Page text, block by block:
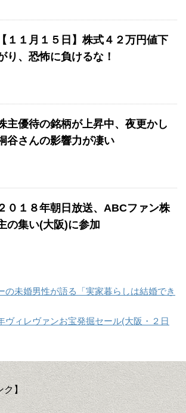
【１１月１５日】株式４２万円値下
り、恐怖に負けるな！
主優待の銘柄が上昇中、夜更かし
谷さんの影響力が凄い
０１８年朝日放送、ABCファン株
の集い(大阪)に参加
の未婚男性が語る「実家暮らしは結婚でき
ヴィレヴァンお宝発掘セール(大阪・２日
】